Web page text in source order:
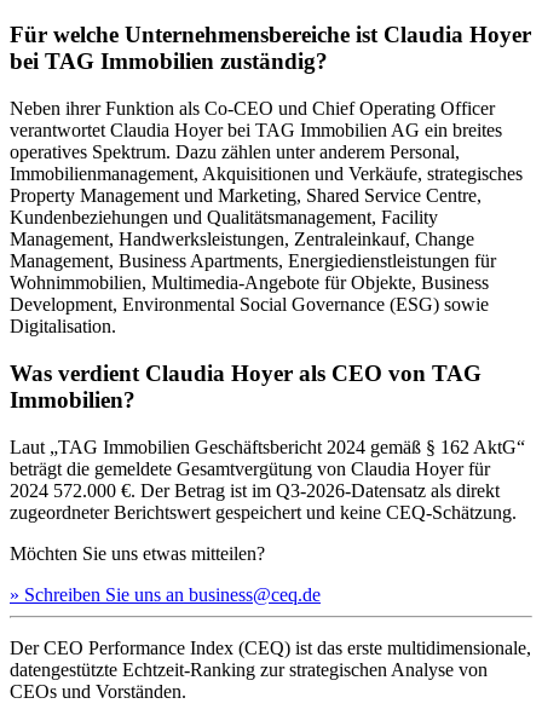
Für welche Unternehmensbereiche ist Claudia Hoyer
bei TAG Immobilien zuständig?
Neben ihrer Funktion als Co-CEO und Chief Operating Officer
verantwortet Claudia Hoyer bei TAG Immobilien AG ein breites
operatives Spektrum. Dazu zählen unter anderem Personal,
Immobilienmanagement, Akquisitionen und Verkäufe, strategisches
Property Management und Marketing, Shared Service Centre,
Kundenbeziehungen und Qualitätsmanagement, Facility
Management, Handwerksleistungen, Zentraleinkauf, Change
Management, Business Apartments, Energiedienstleistungen für
Wohnimmobilien, Multimedia-Angebote für Objekte, Business
Development, Environmental Social Governance (ESG) sowie
Digitalisation.
Was verdient Claudia Hoyer als CEO von TAG
Immobilien?
Laut „TAG Immobilien Geschäftsbericht 2024 gemäß § 162 AktG“
beträgt die gemeldete Gesamtvergütung von Claudia Hoyer für
2024 572.000 €. Der Betrag ist im Q3-2026-Datensatz als direkt
zugeordneter Berichtswert gespeichert und keine CEQ-Schätzung.
Möchten Sie uns etwas mitteilen?
» Schreiben Sie uns an business@ceq.de
Der CEO Performance Index (CEQ) ist das erste multidimensionale,
datengestützte Echtzeit-Ranking zur strategischen Analyse von
CEOs und Vorständen.